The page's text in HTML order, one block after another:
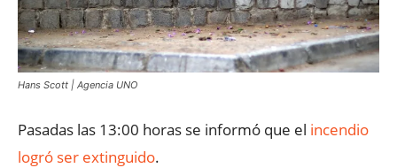
Hans Scott | Agencia UNO
Pasadas las 13:00 horas se informó que el incendio
logró ser extinguido.